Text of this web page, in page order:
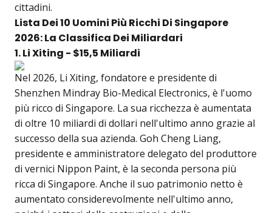
cittadini.
Lista Dei 10 Uomini Più Ricchi Di Singapore
2026: La Classifica Dei Miliardari
1. Li Xiting - $15,5 Miliardi
Nel 2026, Li Xiting, fondatore e presidente di
Shenzhen Mindray Bio-Medical Electronics, è l'uomo
più ricco di Singapore. La sua ricchezza è aumentata
di oltre 10 miliardi di dollari nell'ultimo anno grazie al
successo della sua azienda. Goh Cheng Liang,
presidente e amministratore delegato del produttore
di vernici Nippon Paint, è la seconda persona più
ricca di Singapore. Anche il suo patrimonio netto è
aumentato considerevolmente nell'ultimo anno,